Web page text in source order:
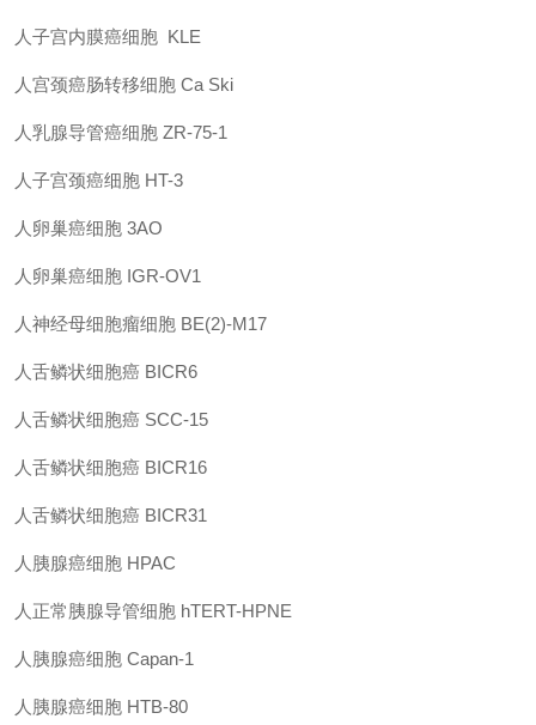
人子宫内膜癌细胞 KLE
人宫颈癌肠转移细胞 Ca Ski
人乳腺导管癌细胞 ZR-75-1
人子宫颈癌细胞 HT-3
人卵巢癌细胞 3AO
人卵巢癌细胞 IGR-OV1
人神经母细胞瘤细胞 BE(2)-M17
人舌鳞状细胞癌 BICR6
人舌鳞状细胞癌 SCC-15
人舌鳞状细胞癌 BICR16
人舌鳞状细胞癌 BICR31
人胰腺癌细胞 HPAC
人正常胰腺导管细胞 hTERT-HPNE
人胰腺癌细胞 Capan-1
人胰腺癌细胞 HTB-80